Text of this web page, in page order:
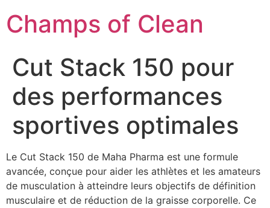
Champs of Clean
Cut Stack 150 pour
des performances
sportives optimales
Le Cut Stack 150 de Maha Pharma est une formule
avancée, conçue pour aider les athlètes et les amateurs
de musculation à atteindre leurs objectifs de définition
musculaire et de réduction de la graisse corporelle. Ce